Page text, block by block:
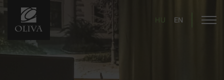
HU EN